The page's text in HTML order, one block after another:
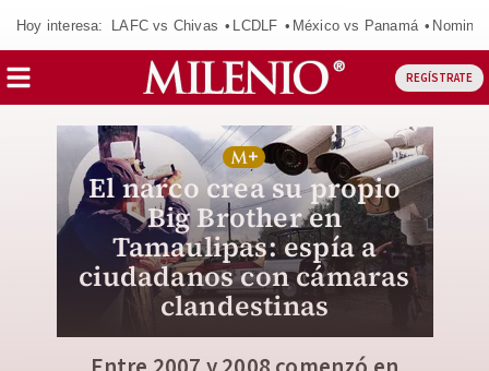
Hoy interesa: LAFC vs Chivas LCDLF México vs Panamá
REGÍSTRATE
El narco crea su propio
Big Brother en
Tamaulipas: espía a
ciudadanos con cámaras
clandestinas